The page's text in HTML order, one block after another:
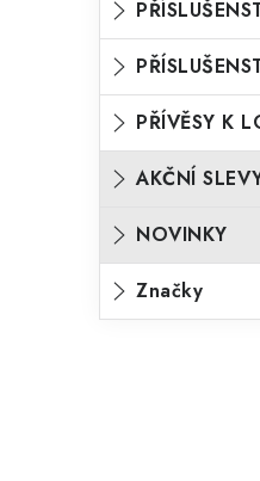
PŘÍVĚSY K
AKČNÍ
NOVINKY
Značky